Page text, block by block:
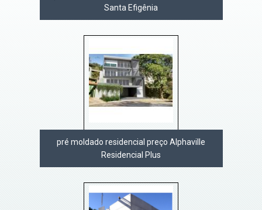
Santa Efigênia
pré moldado residencial preço Alphaville
Residencial Plus